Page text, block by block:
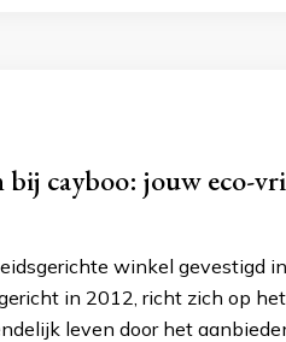
cayboo: jouw eco-
winkel gevestigd
in 2012, richt zich op het
leven door het